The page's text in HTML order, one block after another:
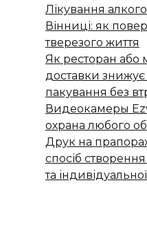
Лікування
Вінниці: як
тверезого життя
Як ресторан або
доставки знижує
пакування без
Видеокамеры
охрана любого
Друк на
спосіб
та